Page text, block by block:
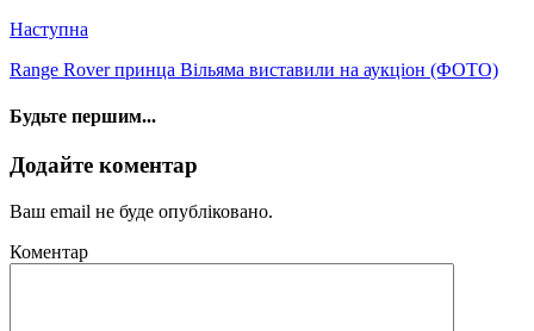
Наступна
Range Rover принца Вільяма виставили на аукціон (ФОТО)
Будьте першим...
Додайте коментар
Ваш email не буде опубліковано.
Коментар